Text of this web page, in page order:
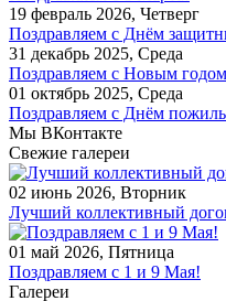
19 февраль 2026, Четверг
Поздравляем с Днём
31 декабрь 2025, Среда
Поздравляем с Новым
01 октябрь 2025, Среда
Поздравляем с Днём
Мы ВКонтакте
Свежие галереи
02 июнь 2026, Вторник
Лучший коллективный
01 май 2026, Пятница
Поздравляем c 1 и 9 Мая!
Галереи